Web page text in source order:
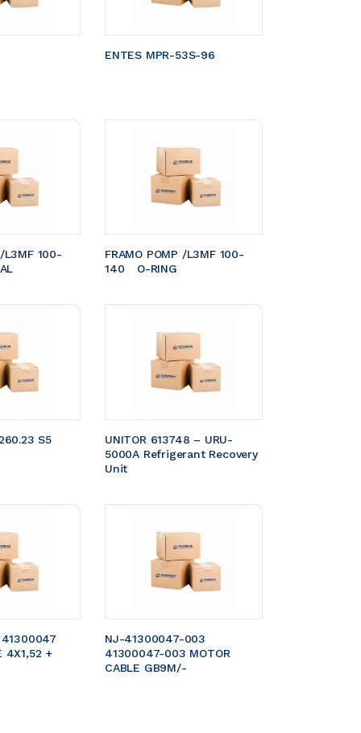
ENTES MPR-53S-96
/L3MF 100-
FRAMO POMP /L3MF 100-
140	O-RING
S5
UNITOR 613748 – URU-
5000A Refrigerant Recovery
Unit
4X1,52 +
NJ-41300047-003
41300047-003 MOTOR
CABLE GB9M/-